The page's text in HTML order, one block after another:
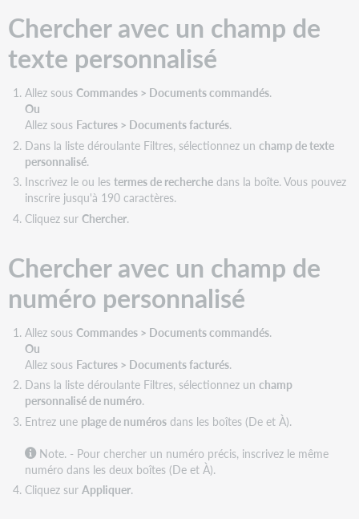
personnalisé
Chercher
avec
champ
de
liste
personnalisé
Chercher avec un champ de
texte personnalisé
Allez sous Commandes > Documents commandés.
Ou
Allez sous Factures > Documents facturés.
Dans la liste déroulante Filtres, sélectionnez un champ de texte
personnalisé.
Inscrivez le ou les termes de recherchedans la boîte. Vous pouvez
inscrire jusqu'à 190 caractères.
Cliquez sur Chercher.
Chercher avec un champ de
numéro personnalisé
Allez sous Commandes > Documents commandés.
Ou
Allez sous Factures > Documents facturés.
Dans la liste déroulante Filtres, sélectionnez un champ
personnalisé de numéro.
Entrez une plage de numérosdans les boîtes (De et À).
Note. - Pour chercher un numéro précis, inscrivez le même
numéro dans les deux boîtes (De et À).
Cliquez sur Appliquer.